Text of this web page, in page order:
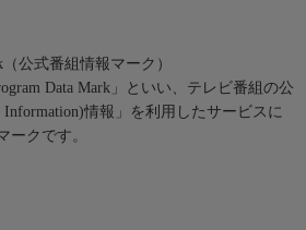
公式番組情報マーク）
Data Mark」といい、テレビ番組の公
情報」を利用したサービスに
ークです。